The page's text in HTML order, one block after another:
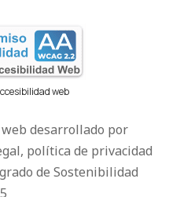
web
desarrollado por
política de privacidad
de Sostenibilidad